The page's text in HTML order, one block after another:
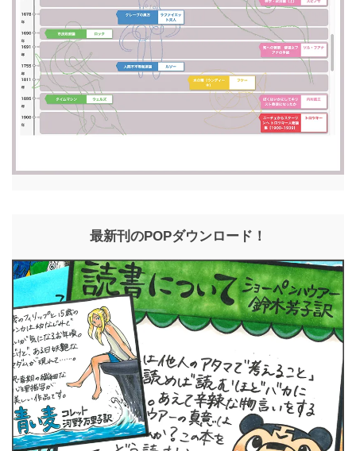
最新刊のPOPダウンロード！